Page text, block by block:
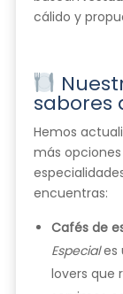
cálido y
sabores
Hemos
más
encuentras:
Cafés de
Especiales
lovers que